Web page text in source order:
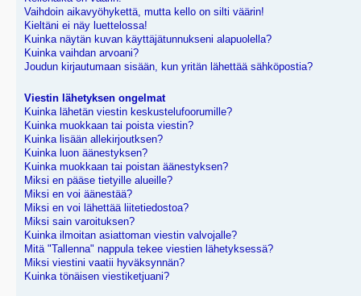
Vaihdoin aikavyöhykettä, mutta kello on silti väärin!
Kieltäni ei näy luettelossa!
Kuinka näytän kuvan käyttäjätunnukseni alapuolella?
Kuinka vaihdan arvoani?
Joudun kirjautumaan sisään, kun yritän lähettää sähköpostia?
Viestin lähetyksen ongelmat
Kuinka lähetän viestin keskustelufoorumille?
Kuinka muokkaan tai poista viestin?
Kuinka lisään allekirjoutksen?
Kuinka luon äänestyksen?
Kuinka muokkaan tai poistan äänestyksen?
Miksi en pääse tietyille alueille?
Miksi en voi äänestää?
Miksi en voi lähettää liitetiedostoa?
Miksi sain varoituksen?
Kuinka ilmoitan asiattoman viestin valvojalle?
Mitä "Tallenna" nappula tekee viestien lähetyksessä?
Miksi viestini vaatii hyväksynnän?
Kuinka tönäisen viestiketjuani?